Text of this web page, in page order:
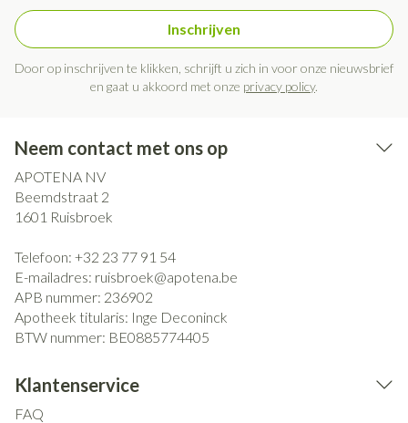
Inschrijven
Door op inschrijven te klikken, schrijft u zich in voor onze nieuwsbrief
en gaat u akkoord met onze privacy policy.
Neem contact met ons op
APOTENA NV
Beemdstraat 2
1601 Ruisbroek
Telefoon: +32 23 77 91 54
E-mailadres: ruisbroek@apotena.be
APB nummer: 236902
Apotheek titularis: Inge Deconinck
BTW nummer: BE0885774405
Klantenservice
FAQ